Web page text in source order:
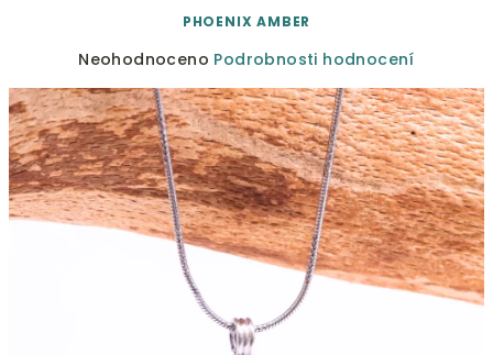
PHOENIX AMBER
Průměrné
produktu
je
0,0
z
5
hvězdiček.
Neohodnoceno Podrobnosti hodnocení